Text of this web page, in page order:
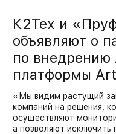
К2Тех и
объявляют о
по внедрению
платформы
«Мы видим растущий
компаний на решения,
осуществляют
а позволяют исключить